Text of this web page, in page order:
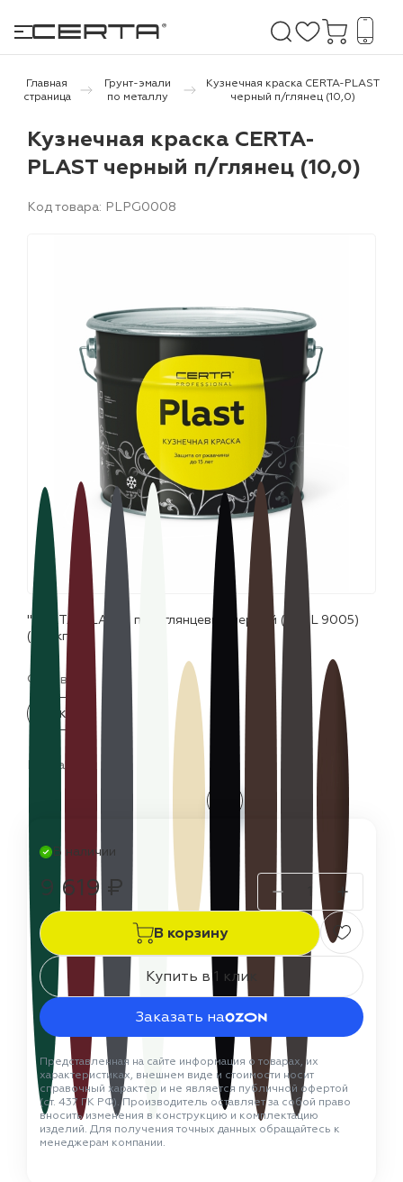
покрытия
и дачи
металлу
и эмали
Главная
страница
Грунт-эмали
по металлу
Кузнечная краска CERTA-PLAST
черный п/глянец (10,0)
Кузнечная краска CERTA-
PLAST черный п/глянец (10,0)
Код товара: PLPG0008
"CERTA-PLAST" полуглянцевый черный (~RAL 9005)
(10,0кг)
Фасовка:
10 кг
Цвета:
В наличии
9 619 ₽
В корзину
Купить в 1 клик
Заказать на
Представленная на сайте информация о товарах, их
характеристиках, внешнем виде и стоимости носит
справочный характер и не является публичной офертой
(ст. 437 ГК РФ). Производитель оставляет за собой право
вносить изменения в конструкцию и комплектацию
изделий. Для получения точных данных обращайтесь к
менеджерам компании.